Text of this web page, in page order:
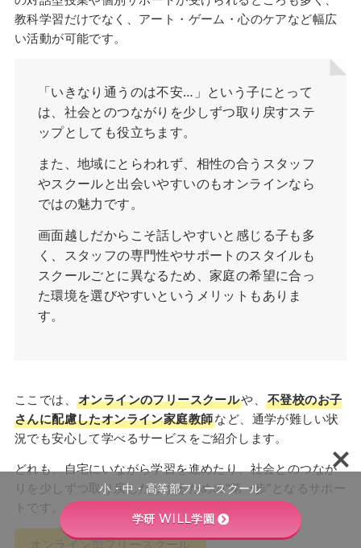
教科学習だけでなく、アート・ゲーム・心のケアなど幅広
い活動が可能です。
「いきなり通うのは不安…」という子にとって
は、社会とのつながりを少しずつ取り戻すステ
ップとしても役立ちます。
また、地域にとらわれず、相性の合うスタッフ
やスクールと出会いやすいのもオンラインなら
ではの魅力です。
画面越しだからこそ話しやすいと感じる子も多
く、スタッフの専門性やサポートのスタイルも
スクールごとに異なるため、家庭の希望に合っ
た環境を選びやすいというメリットもありま
す。
ここでは、 オンラインのフリースクールや、 不登校のお子
さんに配慮したオンライン家庭教師など、通学が難しい状
況でも安心して学べるサービスをご紹介します。
どれも、自宅にいながら学習を進めたり、社会とのつなが
りを少しずつ取り戻したりするための“第一歩”となるサポー
トです。
オンライン型フリースクール
小・中・高等部フリースクール
学研 WILL学園